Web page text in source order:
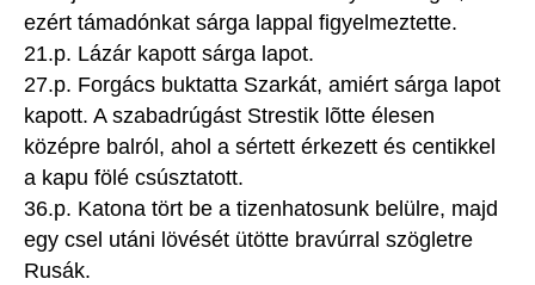
ezért támadónkat sárga lappal figyelmeztette.
21.p. Lázár kapott sárga lapot.
27.p. Forgács buktatta Szarkát, amiért sárga lapot
kapott. A szabadrúgást Strestik lõtte élesen
középre balról, ahol a sértett érkezett és centikkel
a kapu fölé csúsztatott.
36.p. Katona tört be a tizenhatosunk belülre, majd
egy csel utáni lövését ütötte bravúrral szögletre
Rusák.